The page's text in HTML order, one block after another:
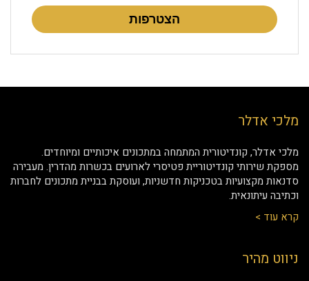
הצטרפות
מלכי אדלר
מלכי אדלר, קונדיטורית המתמחה במתכונים איכותיים ומיוחדים.
מספקת שירותי קונדיטוריית פטיסרי לארועים בכשרות מהדרין. מעבירה
סדנאות מקצועיות בטכניקות חדשניות, ועוסקת בבניית מתכונים לחברות
וכתיבה עיתונאית.
קרא עוד >
ניווט מהיר